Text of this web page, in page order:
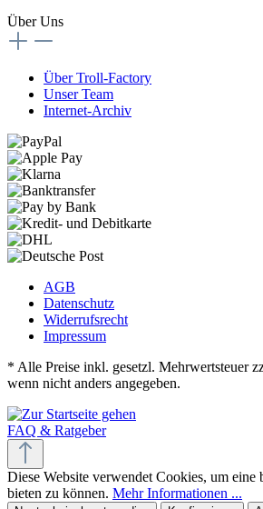
Über Uns
Über Troll-Factory
Unser Team
Internet-Archiv
AGB
Datenschutz
Widerrufsrecht
Impressum
* Alle Preise inkl. gesetzl. Mehrwertsteuer
wenn nicht anders angegeben.
FAQ & Ratgeber
Diese Website verwendet Cookies, um eine
bieten zu können. Mehr Informationen ...